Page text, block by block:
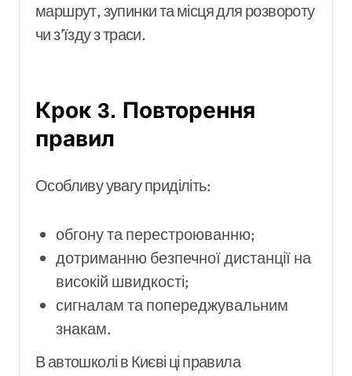
маршрут, зупинки та місця для розвороту
чи з’їзду з траси.
Крок 3. Повторення
правил
Особливу увагу приділіть:
обгону та перестроюванню;
дотриманню безпечної дистанції на
високій швидкості;
сигналам та попереджувальним
знакам.
В автошколі в Києві ці правила